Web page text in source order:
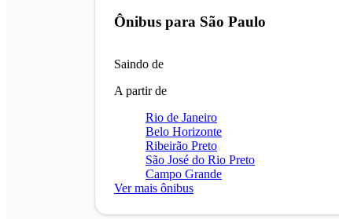
Ônibus para São Paulo
Saindo de
A partir de
Rio de Janeiro
Belo Horizonte
Ribeirão Preto
São José do Rio Preto
Campo Grande
Ver mais ônibus